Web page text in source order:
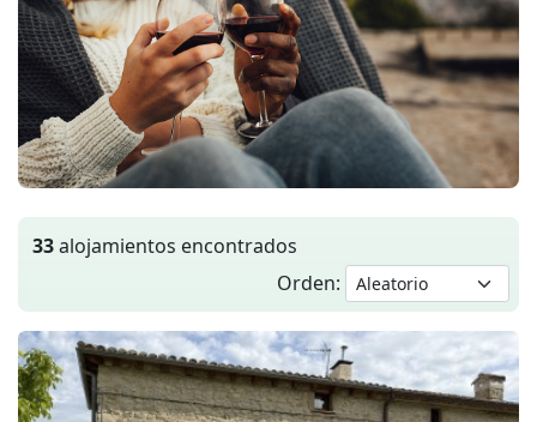
33alojamientos encontrados
Orden: